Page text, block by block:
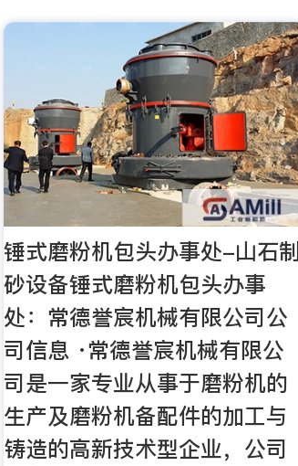
锤式磨粉机包头办事处-山石制
砂设备锤式磨粉机包头办事
处：常德誉宸机械有限公司公
司信息 ·常德誉宸机械有限公
司是一家专业从事于磨粉机的
生产及磨粉机备配件的加工与
铸造的高新技术型企业，公司